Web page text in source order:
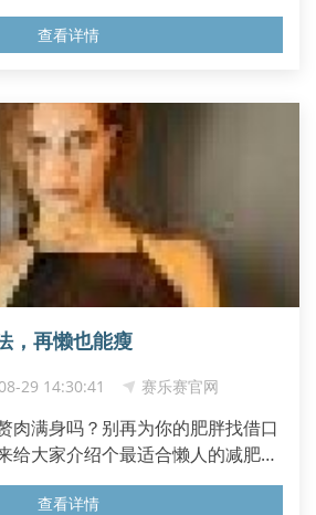
...
查看详情
，再懒也能瘦
29 14:30:41 赛乐赛官网
肉满身吗？别再为你的肥胖找借口
给大家介绍个最适合懒人的减肥方
。...
查看详情